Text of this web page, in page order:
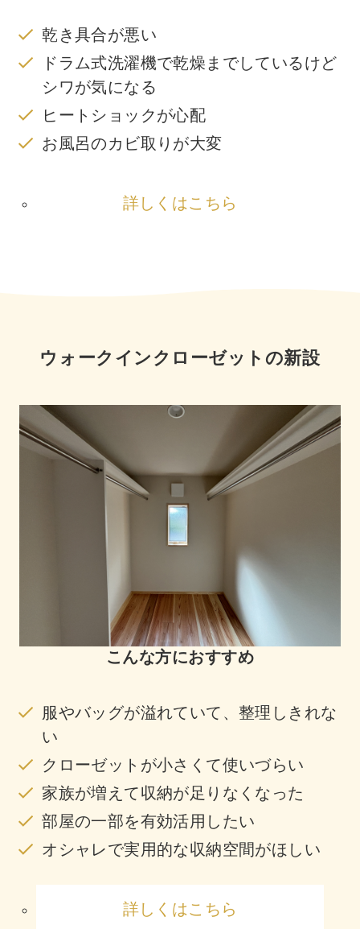
乾き具合が悪い
ドラム式洗濯機で乾燥までしているけど
シワが気になる
ヒートショックが心配
お風呂のカビ取りが大変
詳しくはこちら
ウォークインクローゼットの新設
こんな方におすすめ
服やバッグが溢れていて、整理しきれな
い
クローゼットが小さくて使いづらい
家族が増えて収納が足りなくなった
部屋の一部を有効活用したい
オシャレで実用的な収納空間がほしい
詳しくはこちら